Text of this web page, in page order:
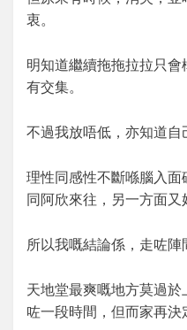
衷。
明知道繼續拖拖拉拉只
有交集。
不過我放唔低，亦知道自
理性同感性不斷喺腦入
同阿欣來往，另一方面又
所以我嘅結論係，走咗陣
天地堂最爽嘅地方莫過
咗一段時間，但而家再決